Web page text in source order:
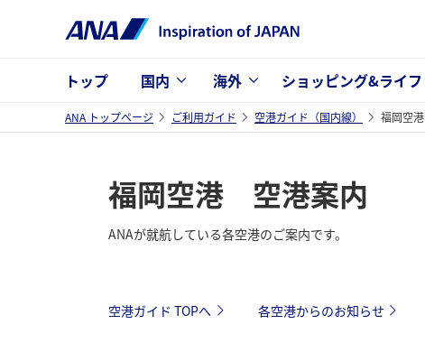
トップ 国内 海外 ショッピング&ライフ
ANA トップページ ご利用ガイド 空港ガイド（国内線） 福岡空港
福岡空港 空港案内
ANAが就航している各空港のご案内です。
空港ガイド TOPへ 各空港からのお知らせ